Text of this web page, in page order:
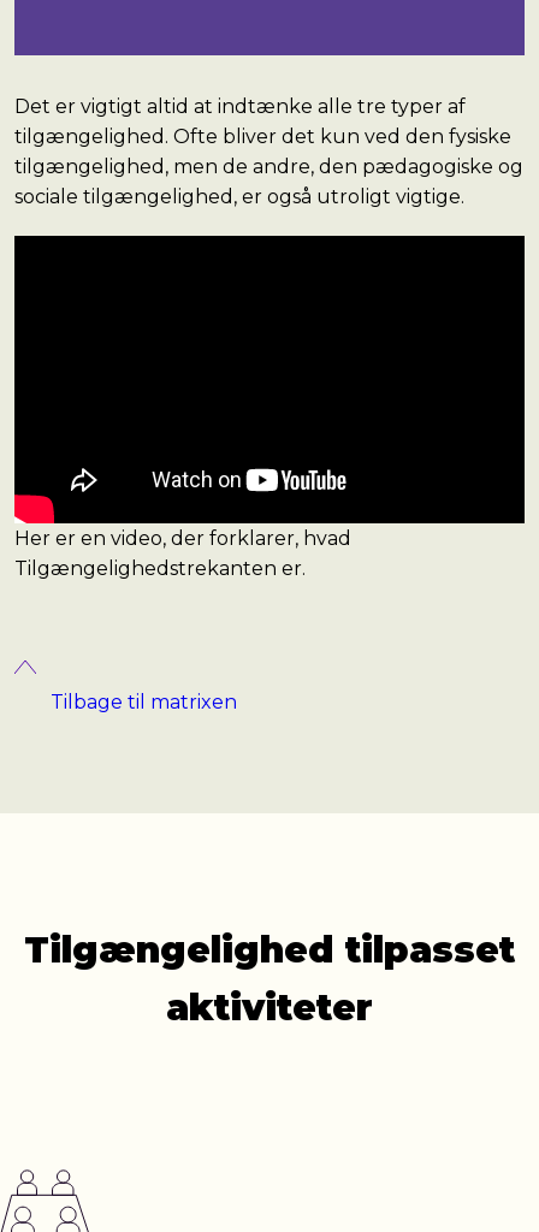
Det er vigtigt altid at indtænke alle tre typer af
tilgængelighed. Ofte bliver det kun ved den fysiske
tilgængelighed, men de andre, den pædagogiske og
sociale tilgængelighed, er også utroligt vigtige.
Her er en video, der forklarer, hvad
Tilgængelighedstrekanten er.
Tilbage til matrixen
Tilgængelig­hed tilpasset
aktiviteter